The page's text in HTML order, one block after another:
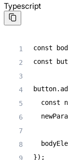
Typescript
const
const
button.
const
}) ;